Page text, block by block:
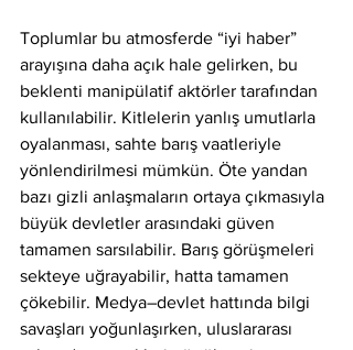
Toplumlar bu atmosferde “iyi haber”
arayışına daha açık hale gelirken, bu
beklenti manipülatif aktörler tarafından
kullanılabilir. Kitlelerin yanlış umutlarla
oyalanması, sahte barış vaatleriyle
yönlendirilmesi mümkün. Öte yandan
bazı gizli anlaşmaların ortaya çıkmasıyla
büyük devletler arasındaki güven
tamamen sarsılabilir. Barış görüşmeleri
sekteye uğrayabilir, hatta tamamen
çökebilir. Medya–devlet hattında bilgi
savaşları yoğunlaşırken, uluslararası